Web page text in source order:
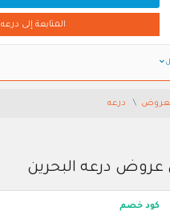
المتابعة إلى درعه
درعه
عروض درعه البحرين
كود خصم